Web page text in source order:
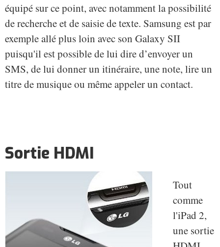
équipé sur ce point, avec notamment la possibilité
de recherche et de saisie de texte. Samsung est par
exemple allé plus loin avec son Galaxy SII
puisqu'il est possible de lui dire d’envoyer un
SMS, de lui donner un itinéraire, une note, lire un
titre de musique ou même appeler un contact.
Sortie HDMI
Tout
comme
l'iPad 2,
une sortie